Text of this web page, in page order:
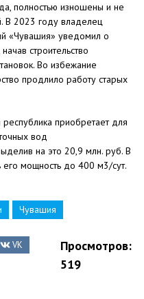
полностью изношены и не
В 2023 году владелец
«Чувашия» уведомил о
строительство
Во избежание
продлило работу старых
приобретает для
вод
на это 20,9 млн. руб. В
его мощность до 400 м3/сут.
Чувашия
VK
Просмотров:
519